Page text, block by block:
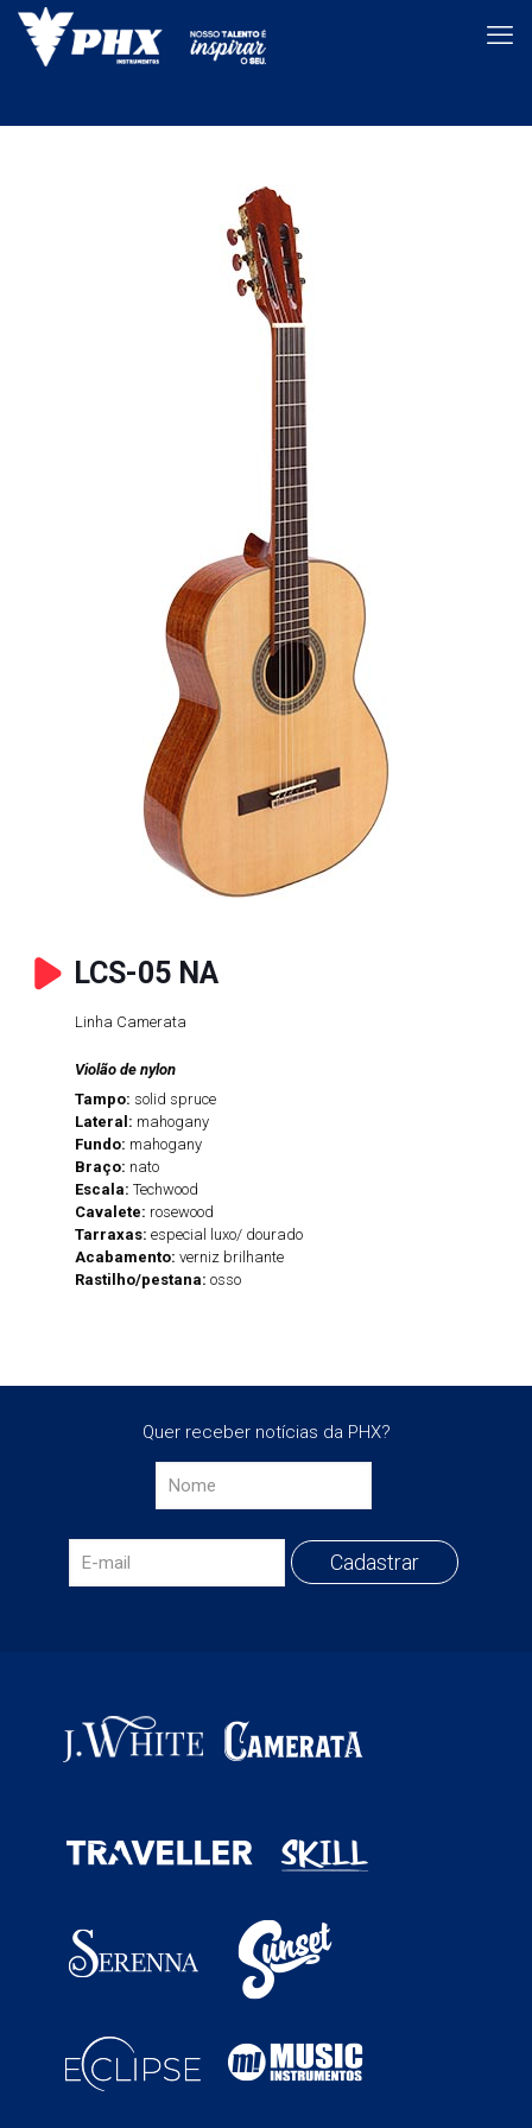
LCS-05 NA
Linha Camerata
Violão de nylon
Tampo: solid spruce
Lateral: mahogany
Fundo: mahogany
Braço: nato
Escala: Techwood
Cavalete: rosewood
Tarraxas: especial luxo/ dourado
Acabamento: verniz brilhante
Rastilho/pestana: osso
Quer receber notícias da PHX?